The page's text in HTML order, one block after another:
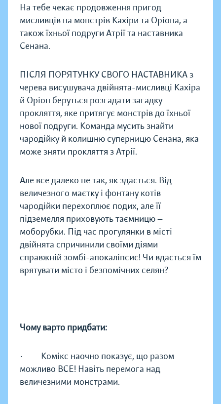
На тебе чекає продовження пригод
мисливців на монстрів Кахіри та Оріона, а
також їхньої подруги Атрії та наставника
Сенана.
ПІСЛЯ ПОРЯТУНКУ СВОГО НАСТАВНИКА з
черева висушувача двійнята-мисливці Кахіра
й Оріон беруться розгадати загадку
прокляття, яке притягує монстрів до їхньої
нової подруги. Команда мусить знайти
чародійку й колишню суперницю Сенана, яка
може зняти прокляття з Атрії.
Але все далеко не так, як здається. Від
величезного маєтку і фонтану котів
чародійки перехоплює подих, але її
підземелля приховують таємницю —
моборубки. Під час прогулянки в місті
двійнята спричинили своїми діями
справжній зомбі-апокаліпсис! Чи вдасться їм
врятувати місто і безпомічних селян?
Чому варто придбати:
· Комікс наочно показує, що разом
можливо ВСЕ! Навіть перемога над
величезними монстрами.